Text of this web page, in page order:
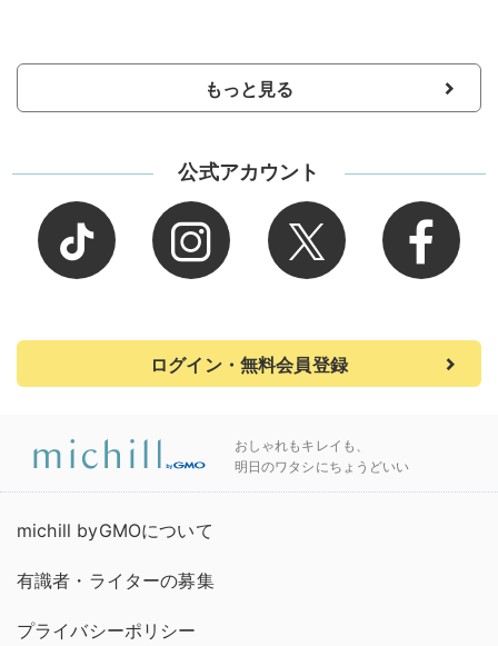
もっと見る
公式アカウント
ログイン・無料会員登録
おしゃれもキレイも、
明日のワタシにちょうどいい
michill byGMOについて
有識者・ライターの募集
プライバシーポリシー